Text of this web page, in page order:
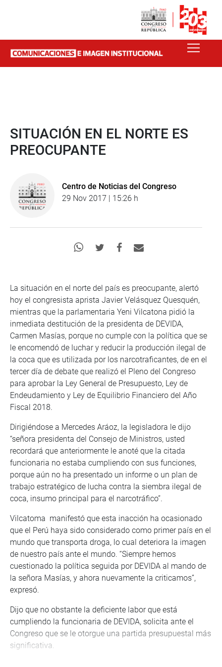
SITUACIÓN EN EL NORTE ES
PREOCUPANTE
Centro de Noticias del Congreso
29 Nov 2017 | 15:26 h
La situación en el norte del país es preocupante, alertó
hoy el congresista aprista Javier Velásquez Quesquén,
mientras que la parlamentaria Yeni Vilcatona pidió la
inmediata destitución de la presidenta de DEVIDA,
Carmen Masías, porque no cumple con la política que se
le encomendó de luchar y reducir la producción ilegal de
la coca que es utilizada por los narcotraficantes, de en el
tercer día de debate que realizó el Pleno del Congreso
para aprobar la Ley General de Presupuesto, Ley de
Endeudamiento y Ley de Equilibrio Financiero del Año
Fiscal 2018.
Dirigiéndose a Mercedes Aráoz, la legisladora le dijo
“señora presidenta del Consejo de Ministros, usted
recordará que anteriormente le anoté que la citada
funcionaria no estaba cumpliendo con sus funciones,
porque aún no ha presentado un informe o un plan de
trabajo estratégico de lucha contra la siembra ilegal de
coca, insumo principal para el narcotráfico”.
Vilcatoma manifestó que esta inacción ha ocasionado
que el Perú haya sido considerado como primer país en el
mundo que transporta droga, lo cual deteriora la imagen
de nuestro país ante el mundo. “Siempre hemos
cuestionado la política seguida por DEVIDA al mando de
la señora Masías, y ahora nuevamente la criticamos”,
expresó.
Dijo que no obstante la deficiente labor que está
cumpliendo la funcionaria de DEVIDA, solicita ante el
Congreso que se le otorgue una partida presupuestal más
significativa.